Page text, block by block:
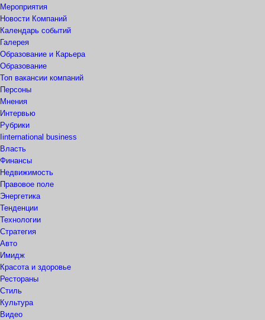
Мероприятия
Новости Компаний
Календарь событий
Галерея
Образование и Карьера
Образование
Топ вакансии компаний
Персоны
Мнения
Интервью
Рубрики
Iinternational business
Власть
Финансы
Недвижимость
Правовое поле
Энергетика
Тенденции
Технологии
Стратегия
Авто
Имидж
Красота и здоровье
Рестораны
Стиль
Культура
Видео